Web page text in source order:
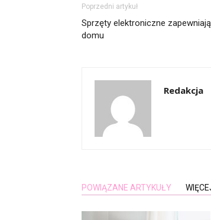
Poprzedni artykuł
Sprzęty elektroniczne
domu
Redakcja
POWIĄZANE ARTYKUŁY